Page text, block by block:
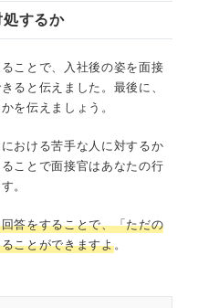
するか
ことで、入社後の姿を面接
ると伝えました。最後に、
を伝えましょう。
おける苦手な人に対するか
ことで面接官はあなたの行
。
答をすることで、「ただの
ことができますよ。